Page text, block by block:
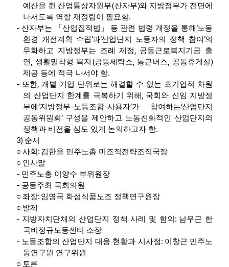
예산을 쥔 산업통상자원부(산자부)와 지방정부가 전면에
나서도록 역할 재정립이 필요함.
-산자부는 「 산업집적법 」 등 관련 법령 개정을 통해‘노동
환경 개선계획 수립’과‘산업단지 노동자의 정책 참여’의
무화하고 지방정부는 조례 제정, 공동근로복지기금 출
연 , 생활밀착형 복지 (공동세탁소, 통근버스, 공동휴게실)
제공 등에 적극 나서야 함.
- 또한, 개별 기업 단위로는 해결할 수 없는 초기업적 차원
의 산업단지 한계를 극복하기 위해 , 국회와 신임 지방정
부에‘지방정부-노동조합-사용자’가 참여하는‘산업단지
공동위원회’ 구성을 제안하고 노동친화적인 산업단지의
정책과 비전을 심도 있게 논의하고자 함.
3) 순서
○ 사회 : 김한울 민주노총 미조직전략조직국장
○ 인사말
- 민주노총 이양수 부위원장
- 공동주최 국회의원
○ 좌장: 임영국 화섬식품노조 정책연구원장
○ 발제
- 지방자치단체의 산업단지 정책 사례 및 함의 : 남우근 한
국비정규노동센터 소장
- 노동조합의 산업단지 대응 현황과 시사점: 이창근 민주노
동연구원 연구위원
○ 토론